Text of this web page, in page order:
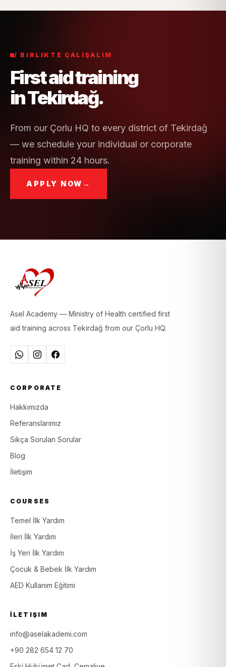
/ BIRLIKTE ÇALIŞALIM
First aid training
in Tekirdağ.
From our Çorlu HQ to every district of Tekirdağ
— we schedule your individual or corporate
training within 24 hours.
APPLY NOW →
Asel Academy — Ministry of Health certified first
aid training across Tekirdağ from our Çorlu HQ.
CORPORATE
Hakkımızda
Referanslarımız
Sıkça Sorulan Sorular
Blog
İletişim
COURSES
Temel İlk Yardım
İleri İlk Yardım
İş Yeri İlk Yardım
Çocuk & Bebek İlk Yardım
AED Kullanım Eğitimi
İLETIŞIM
info@aselakademi.com
+90 282 654 12 70